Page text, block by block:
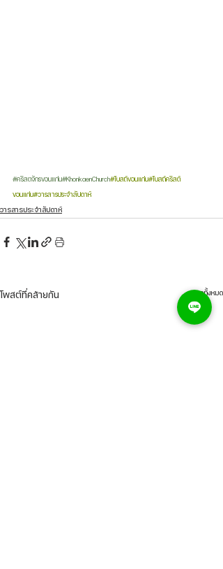
#คริสตจักรขอนแก่น#KhonkaenChurch#โบสถ์ขอนแก่น#โบสถ์คริสต์
ขอนแก่น#วารสารประจำสัปดาห์
วารสารประจำสัปดาห์
โพสต์ที่คล้ายกัน ดูทั้งหมด